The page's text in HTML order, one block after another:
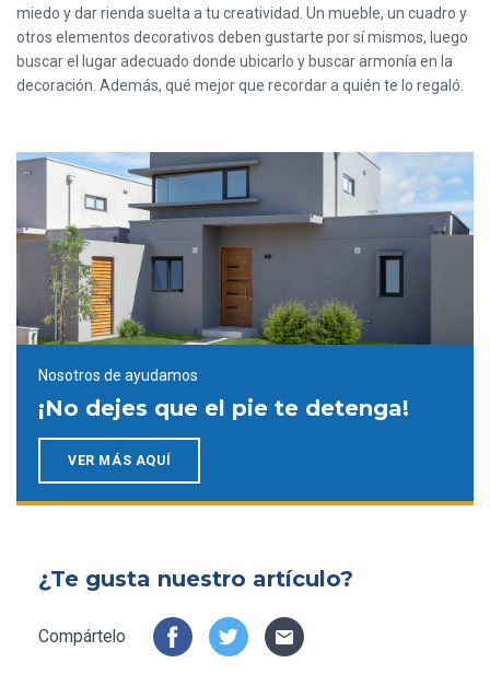
miedo y dar rienda suelta a tu creatividad. Un mueble, un cuadro y
otros elementos decorativos deben gustarte por sí mismos, luego
buscar el lugar adecuado donde ubicarlo y buscar armonía en la
decoración. Además, qué mejor que recordar a quién te lo regaló.
Nosotros de ayudamos
¡No dejes que el pie te detenga!
VER MÁS AQUÍ
¿Te gusta nuestro artículo?
Compártelo